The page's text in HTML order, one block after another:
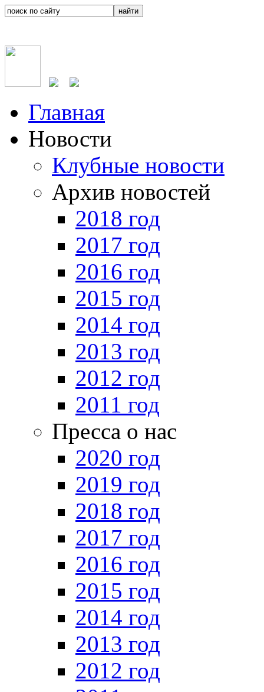
Главная
Новости
Клубные новости
Архив новостей
2018 год
2017 год
2016 год
2015 год
2014 год
2013 год
2012 год
2011 год
Пресса о нас
2020 год
2019 год
2018 год
2017 год
2016 год
2015 год
2014 год
2013 год
2012 год